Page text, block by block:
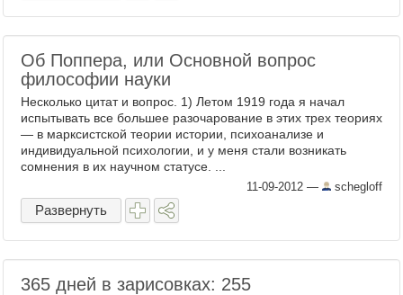
Об Поппера, или Основной вопрос
философии науки
Несколько цитат и вопрос. 1) Летом 1919 года я начал
испытывать все большее разочарование в этих трех теориях
— в марксистской теории истории, психоанализе и
индивидуальной психологии, и у меня стали возникать
сомнения в их научном статусе. ...
11-09-2012 — schegloff
Развернуть
365 дней в зарисовках: 255